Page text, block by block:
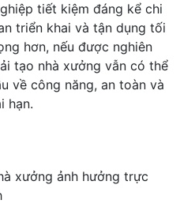
tiết kiệm đáng kể chi
triển khai và tận dụng tối
hơn, nếu được nghiên
tạo nhà xưởng vẫn có thể
về công năng, an toàn và
hạn.